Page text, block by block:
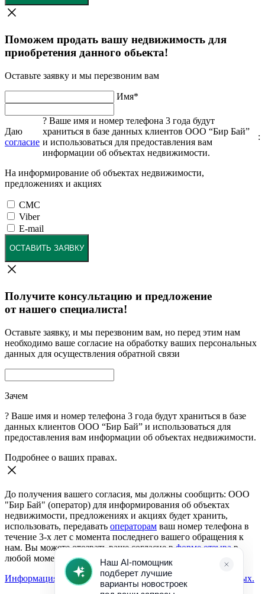
Поможем продать вашу недвижимость для
приобретения данного обьекта!
Оставьте заявку и мы перезвоним вам
Имя*
Даю
согласие
? Ваше имя и номер телефона 3 года будут
храниться в базе данных клиентов ООО “Бир Бай”
и использоваться для предоставления вам
информации об объектах недвижимости.
:
На информирование об объектах недвижимости,
предложениях и акциях
СМС
Viber
E-mail
ОСТАВИТЬ ЗАЯВКУ
Получите консультацию и предложение
от нашего специалиста!
Оставьте заявку, и мы перезвоним вам, но перед этим нам
необходимо ваше согласие на обработку ваших персональных
данных для осуществления обратной связи
Зачем
? Ваше имя и номер телефона 3 года будут храниться в базе
данных клиентов ООО “Бир Бай” и использоваться для
предоставления вам информации об объектах недвижимости.
Подробнее о ваших правах.
До получения вашего согласия, мы должны сообщить: ООО
"Бир Бай" (оператор) для информирования об объектах
недвижимости, предложениях и акциях будет хранить,
использовать, передавать операторам ваш номер телефона в
течение 3-х лет с момента последнего вашего обращения к
нам. Вы можете отозвать ваше согласие вформе отзывав
любой момент.
Информация о согласии на обработку персональных данных.